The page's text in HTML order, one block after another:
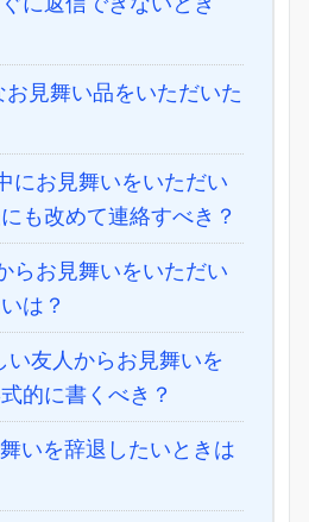
お見舞い品をいただいた
にお見舞いをいただい
も改めて連絡すべき？
らお見舞いをいただい
は？
い友人からお見舞いを
的に書くべき？
いを辞退したいときは